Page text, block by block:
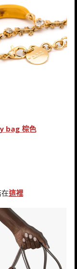
bag 棕色
這裡